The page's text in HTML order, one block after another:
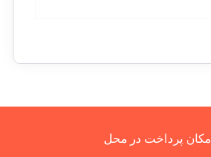
امکان پرداخت در محل